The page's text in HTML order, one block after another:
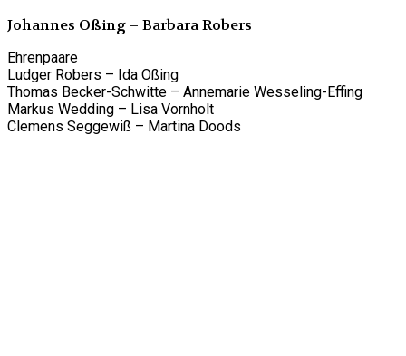
Johannes Oßing – Barbara Robers
Ehrenpaare
Ludger Robers – Ida Oßing
Thomas Becker-Schwitte – Annemarie Wesseling-Effing
Markus Wedding – Lisa Vornholt
Clemens Seggewiß – Martina Doods